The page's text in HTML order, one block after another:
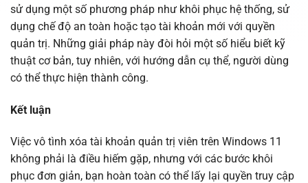
sử dụng một số phương pháp như khôi phục hệ thống, sử
dụng chế độ an toàn hoặc tạo tài khoản mới với quyền
quản trị. Những giải pháp này đòi hỏi một số hiểu biết kỹ
thuật cơ bản, tuy nhiên, với hướng dẫn cụ thể, người dùng
có thể thực hiện thành công.
Kết luận
Việc vô tình xóa tài khoản quản trị viên trên Windows 11
không phải là điều hiếm gặp, nhưng với các bước khôi
phục đơn giản, bạn hoàn toàn có thể lấy lại quyền truy cập